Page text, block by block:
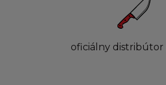
oficiálny distribútor